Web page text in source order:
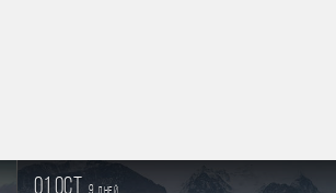
01 oct. дней